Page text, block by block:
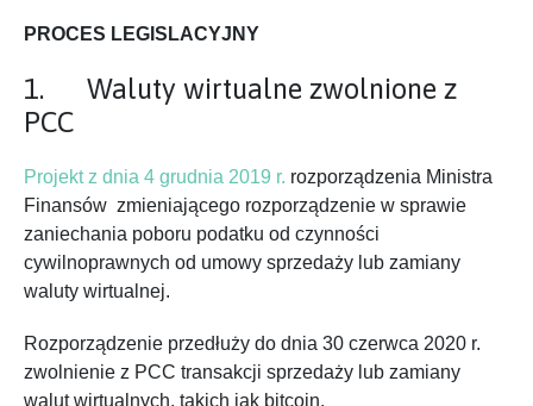
PROCES LEGISLACYJNY
1. Waluty wirtualne zwolnione z
PCC
Projekt z dnia 4 grudnia 2019 r. rozporządzenia Ministra
Finansów zmieniającego rozporządzenie w sprawie
zaniechania poboru podatku od czynności
cywilnoprawnych od umowy sprzedaży lub zamiany
waluty wirtualnej.
Rozporządzenie przedłuży do dnia 30 czerwca 2020 r.
zwolnienie z PCC transakcji sprzedaży lub zamiany
walut wirtualnych, takich jak bitcoin.